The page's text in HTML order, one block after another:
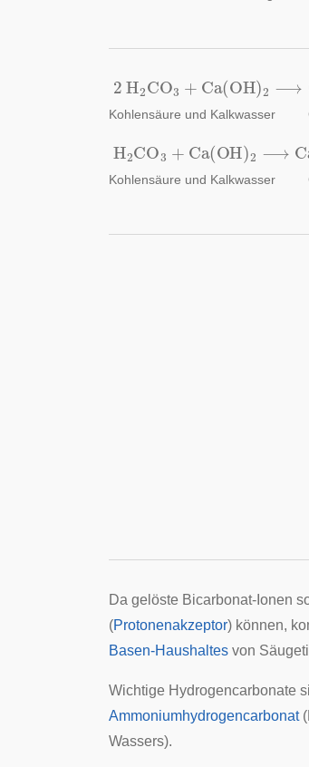
2 H 2CO Ca OH)2
Kohlensäure und Kalkwasser
H CO Ca OH)2
Kohlensäure und Kalkwasser
Da gelöste Bicarbonat-Ionen
(Protonenakzeptor) können,
Basen-Haushaltes von
Wichtige Hydrogencarbonate
Ammoniumhydrogencarbonat
Wassers).